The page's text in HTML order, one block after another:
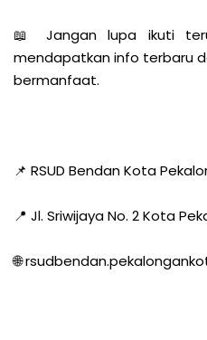
📖 Jangan lupa ikuti
mendapatkan info terbaru
bermanfaat.
📌 RSUD Bendan Kota
📍 Jl. Sriwijaya No. 2 Kota
🌐